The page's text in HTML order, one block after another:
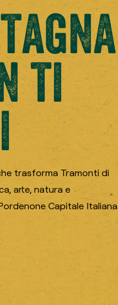
ti
trasforma Tramonti di
arte, natura e
Capitale Italiana